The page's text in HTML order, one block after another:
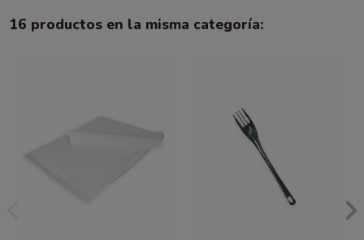
16 productos en la misma categoría: